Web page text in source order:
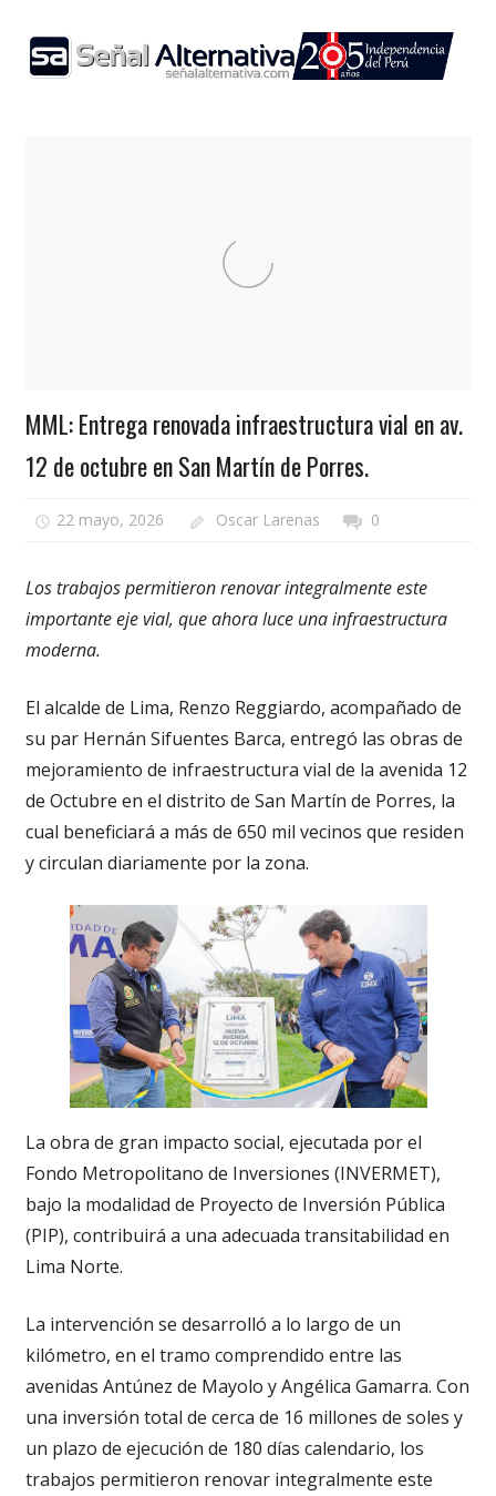
content
MML: Entrega renovada infraestructura vial en av.
12 de octubre en San Martín de Porres.
22 mayo, 2026 Oscar Larenas 0
Los trabajos permitieron renovar integralmente este
importante eje vial, que ahora luce una infraestructura
moderna.
El alcalde de Lima, Renzo Reggiardo, acompañado de
su par Hernán Sifuentes Barca, entregó las obras de
mejoramiento de infraestructura vial de la avenida 12
de Octubre en el distrito de San Martín de Porres, la
cual beneficiará a más de 650 mil vecinos que residen
y circulan diariamente por la zona.
La obra de gran impacto social, ejecutada por el
Fondo Metropolitano de Inversiones (INVERMET),
bajo la modalidad de Proyecto de Inversión Pública
(PIP), contribuirá a una adecuada transitabilidad en
Lima Norte.
La intervención se desarrolló a lo largo de un
kilómetro, en el tramo comprendido entre las
avenidas Antúnez de Mayolo y Angélica Gamarra. Con
una inversión total de cerca de 16 millones de soles y
un plazo de ejecución de 180 días calendario, los
trabajos permitieron renovar integralmente este